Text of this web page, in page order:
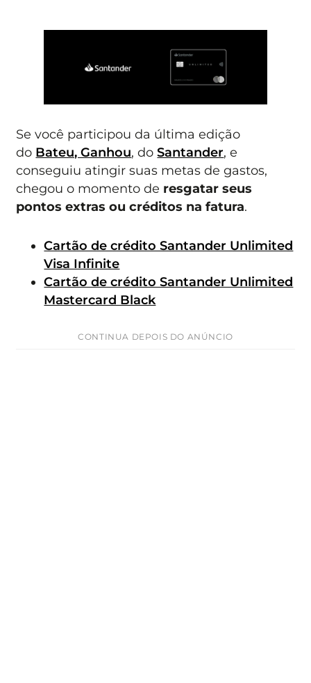
Se você participou da última edição
do Bateu, Ganhou, doSantander, e
conseguiu atingir suas metas de gastos,
chegou o momento de resgatar seus
pontos extras ou créditos na fatura.
Cartão de crédito Santander Unlimited
Visa Infinite
Cartão de crédito Santander Unlimited
Mastercard Black
CONTINUA DEPOIS DO ANÚNCIO